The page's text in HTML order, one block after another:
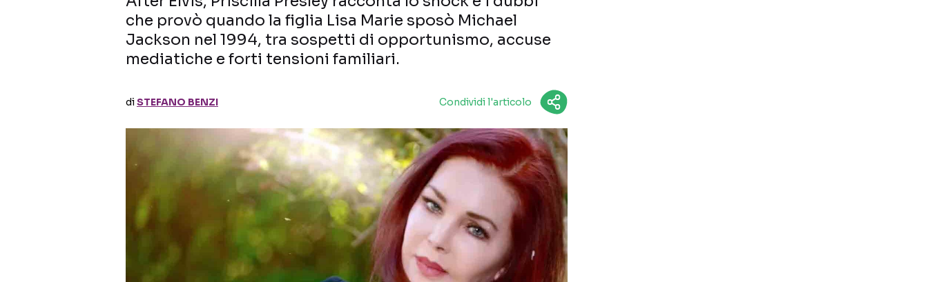
che provò quando la figlia Lisa Marie sposò Michael
Jackson nel 1994, tra sospetti di opportunismo, accuse
mediatiche e forti tensioni familiari.
diSTEFANO BENZI Condividi l'articolo